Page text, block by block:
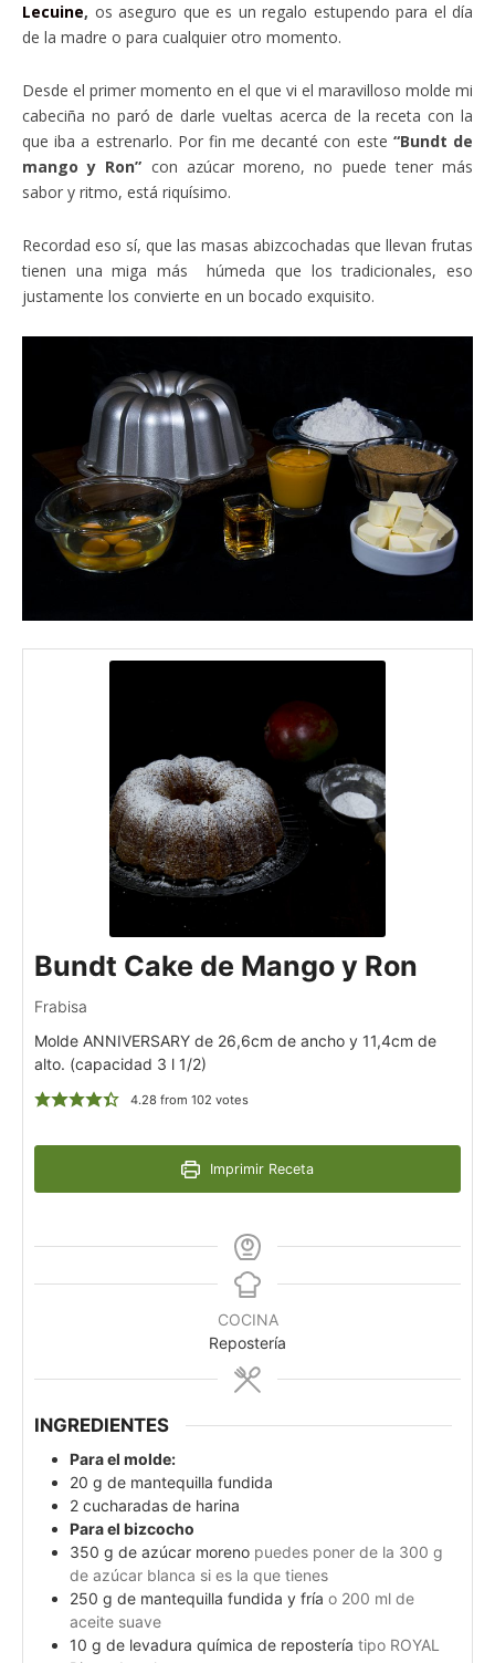
Lecuine, os aseguro que es un regalo estupendo para el día
de la madre o para cualquier otro momento.
Desde el primer momento en el que vi el maravilloso molde mi
cabeciña no paró de darle vueltas acerca de la receta con la
que iba a estrenarlo. Por fin me decanté con este “Bundt de
mango y Ron” con azúcar moreno, no puede tener más
sabor y ritmo, está riquísimo.
Recordad eso sí, que las masas abizcochadas que llevan frutas
tienen una miga más húmeda que los tradicionales, eso
justamente los convierte en un bocado exquisito.
Bundt Cake de Mango y Ron
Frabisa
Molde ANNIVERSARY de 26,6cm de ancho y 11,4cm de
alto. (capacidad 3 l 1/2)
4.28 from 102 votes
Imprimir Receta
COCINA
Repostería
INGREDIENTES
Para el molde:
20 g de mantequilla fundida
2 cucharadas de harina
Para el bizcocho
350 g de azúcar moreno puedes poner de la 300 g
de azúcar blanca si es la que tienes
250 g de mantequilla fundida y fría o 200 ml de
aceite suave
10 g de levadura química de repostería tipo ROYAL